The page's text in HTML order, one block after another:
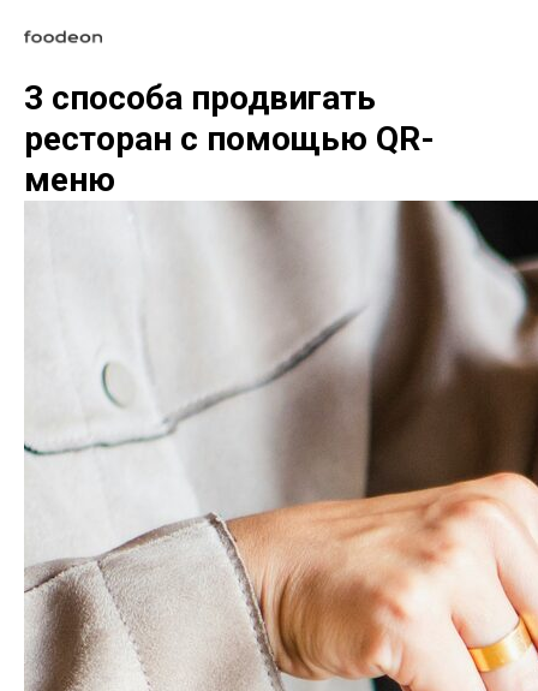
3 способа продвигать
ресторан с помощью QR-
меню